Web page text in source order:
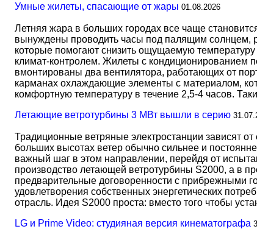
Умные жилеты, спасающие от жары 01.08.2026
Летняя жара в больших городах все чаще
вынуждены проводить часы под палящим солнцем,
которые помогают снизить ощущаемую
климат-контролем. Жилеты с кондиционированием
вмонтированы два вентилятора, работающих от
карманах охлаждающие элементы с материалом,
комфортную температуру в течение 2,5-4 часов.
Летающие ветротурбины 3 МВт вышли в серию
Традиционные ветряные электростанции зависят
больших высотах ветер обычно сильнее и
важный шаг в этом направлении, перейдя от
производство летающей ветротурбины S2000, а в
предварительные договоренности с прибрежными
удовлетворения собственных энергетических
отрасль. Идея S2000 проста: вместо того чтобы
LG и Prime Video: студияная версия кинематографа